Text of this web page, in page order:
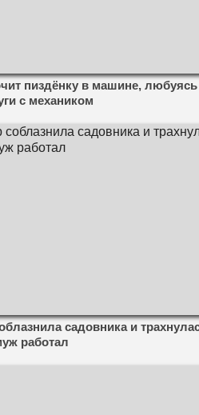
пиздёнку в машине,
с механиком
садовника и
работал